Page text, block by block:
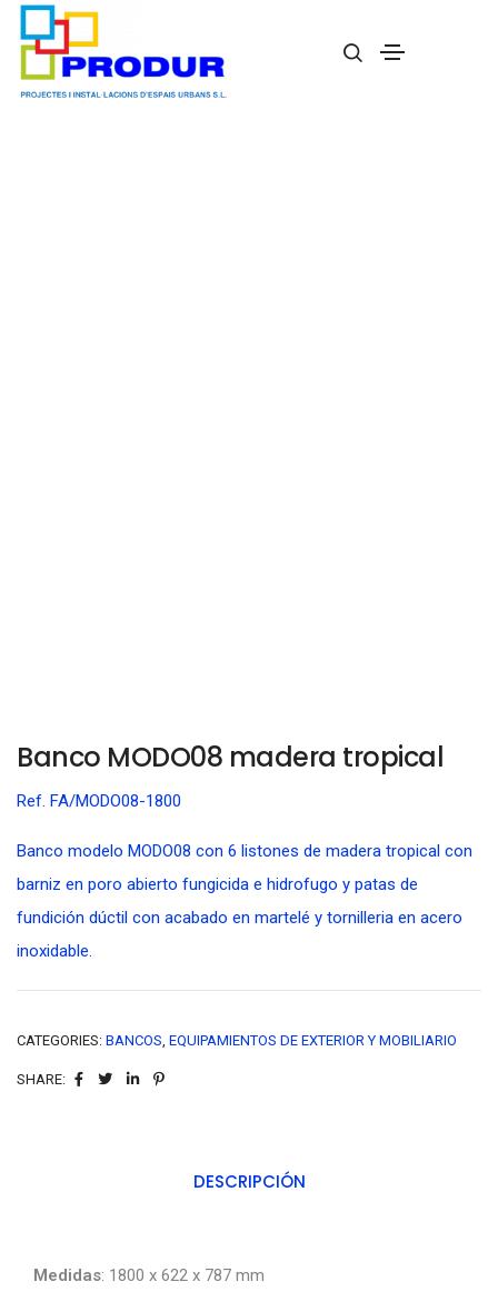
Banco MODO08 madera tropical
Banco MODO08 madera tropical
Ref. FA/MODO08-1800
Banco modelo MODO08 con 6 listones de madera tropical con
barniz en poro abierto fungicida e hidrofugo y patas de
fundición dúctil con acabado en martelé y tornilleria en acero
inoxidable.
CATEGORIES: BANCOS EQUIPAMIENTOS DE EXTERIOR Y MOBILIARIO
SHARE:
DESCRIPCIÓN
Medidas: 1800 x 622 x 787 mm